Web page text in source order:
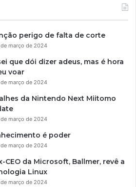
perigo de falta de corte
março de 2024
que dói dizer adeus, mas é hora
voar
março de 2024
da Nintendo Next Miitomo
março de 2024
é poder
março de 2024
CEO da Microsoft, Ballmer, revê a
Linux
março de 2024